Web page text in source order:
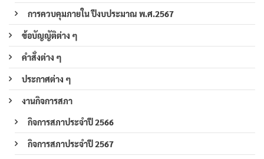
การควบคุมภายใน ปีงบประมาณ พ.ศ.2567
ข้อบัญญัติต่าง ๆ
คำสั่งต่าง ๆ
ประกาศต่าง ๆ
งานกิจการสภา
กิจการสภาประจำปี 2566
กิจการสภาประจำปี 2567